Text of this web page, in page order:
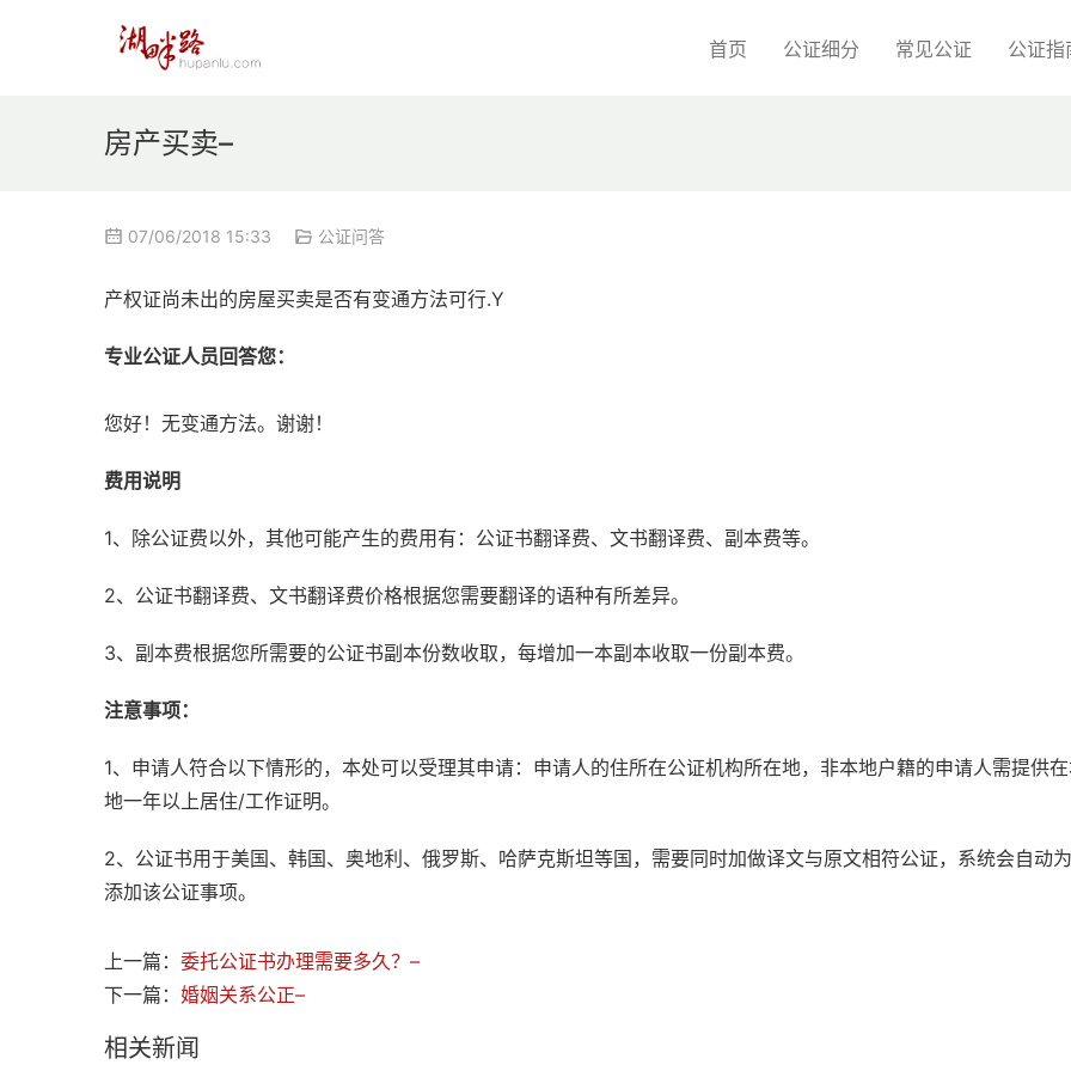
首页 公证细分 常见公证 公证指
房产买卖–
07/06/2018 15:33 公证问答
产权证尚未出的房屋买卖是否有变通方法可行.Y
专业公证人员回答您：
您好！无变通方法。谢谢！
费用说明
1、除公证费以外，其他可能产生的费用有：公证书翻译费、文书翻译费、副本费等。
2、公证书翻译费、文书翻译费价格根据您需要翻译的语种有所差异。
3、副本费根据您所需要的公证书副本份数收取，每增加一本副本收取一份副本费。
注意事项：
1、申请人符合以下情形的，本处可以受理其申请：申请人的住所在公证机构所在地，非本地户籍的申请人需提供
地一年以上居住/工作证明。
2、公证书用于美国、韩国、奥地利、俄罗斯、哈萨克斯坦等国，需要同时加做译文与原文相符公证，系统会自动
添加该公证事项。
上一篇： 委托公证书办理需要多久？–
下一篇： 婚姻关系公正–
相关新闻